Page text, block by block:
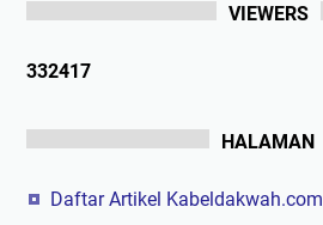
VIEWERS
332417
HALAMAN
Daftar Artikel Kabeldakwah.com